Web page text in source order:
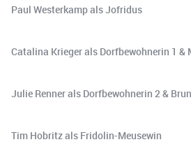
Paul Westerkamp als Jofridus
Catalina Krieger als Dorfbewohnerin 1 &
Julie Renner als Dorfbewohnerin 2 &
Tim Hobritz als Fridolin-Meusewin